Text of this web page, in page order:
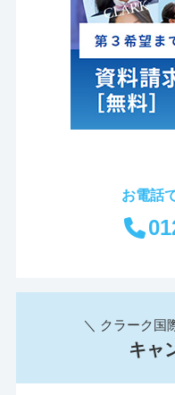
お電話
＼ クラーク国
キャ